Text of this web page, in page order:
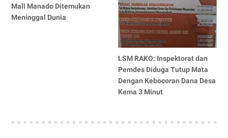
Mall Manado Ditemukan
Meninggal Dunia
LSM RAKO: Inspektorat dan
Pemdes Diduga Tutup Mata
Dengan Kebocoran Dana Desa
Kema 3 Minut